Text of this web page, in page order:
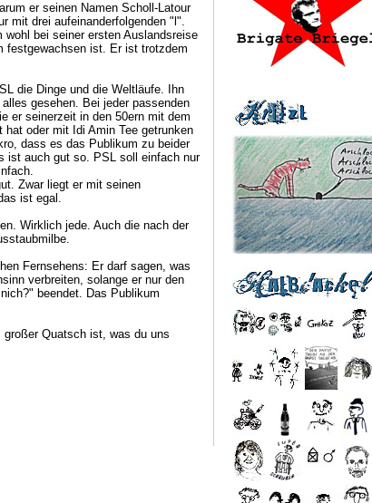
er seinen Namen Scholl-Latour
mit drei aufeinanderfolgenden "l".
bei seiner ersten Auslandsreise
festgewachsen ist. Er ist trotzdem
die Dinge und die Weltläufe. Ihn
gesehen. Bei jeder passenden
er seinerzeit in den 50ern mit dem
oder mit Idi Amin Tee getrunken
dass es das Publikum zu beider
ist auch gut so. PSL soll einfach nur
Zwar liegt er mit seinen
ist egal.
Wirklich jede. Auch die nach der
Fernsehens: Er darf sagen, was
verbreiten, solange er nur den
beendet. Das Publikum
großer Quatsch ist, was du uns